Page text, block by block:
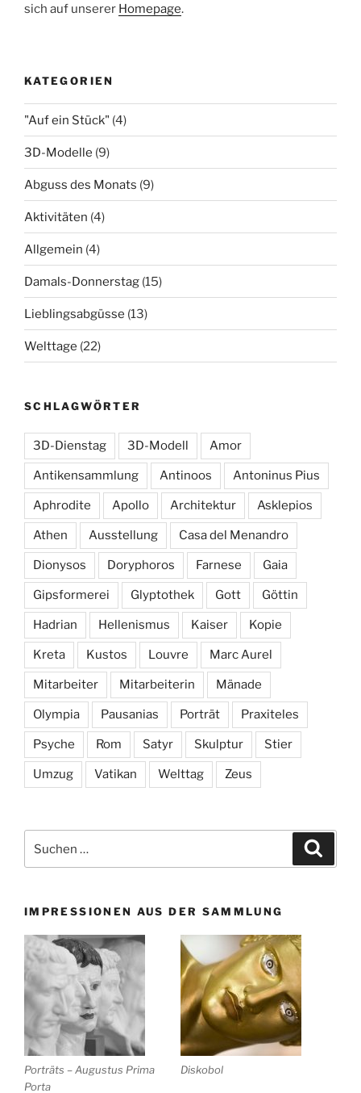
sich auf unserer Homepage.
KATEGORIEN
"Auf ein Stück" (4)
3D-Modelle (9)
Abguss des Monats (9)
Aktivitäten (4)
Allgemein (4)
Damals-Donnerstag (15)
Lieblingsabgüsse (13)
Welttage (22)
SCHLAGWÖRTER
3D-Dienstag 3D-Modell Amor
Antikensammlung Antinoos Antoninus Pius
Aphrodite Apollo Architektur Asklepios
Athen Ausstellung Casa del Menandro
Dionysos Doryphoros Farnese Gaia
Gipsformerei Glyptothek Gott Göttin
Hadrian Hellenismus Kaiser Kopie
Kreta Kustos Louvre Marc Aurel
Mitarbeiter Mitarbeiterin Mänade
Olympia Pausanias Porträt Praxiteles
Psyche Rom Satyr Skulptur Stier
Umzug Vatikan Welttag Zeus
nach:
IMPRESSIONEN AUS DER SAMMLUNG
Porträts – Augustus Prima
Porta
Diskobol